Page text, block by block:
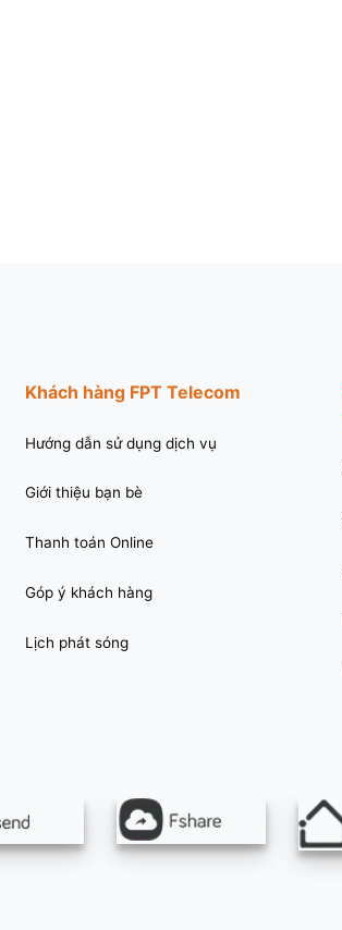
Khách hàng FPT Telecom
Hướng dẫn sử dụng dịch vụ
Giới thiệu bạn bè
Thanh toán Online
Góp ý khách hàng
Lịch phát sóng